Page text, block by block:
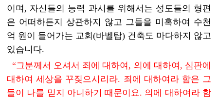
이며, 자신들의 능력 과시를 위해서는 성도들의 형편
은 어떠하든지 상관하지 않고 그들을 미혹하여 수천
억 원이 들어가는 교회(바벨탑) 건축도 마다하지 않고
있습니다.
“그분께서 오셔서 죄에 대하여, 의에 대하여, 심판에
대하여 세상을 꾸짖으시리라. 죄에 대하여라 함은 그
들이 나를 믿지 아니하기 때문이요. 의에 대하여라 함